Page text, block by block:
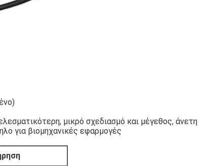
μικρό σχεδιασμό και μέγεθος, άνετη
για βιομηχανικές εφαρμογές